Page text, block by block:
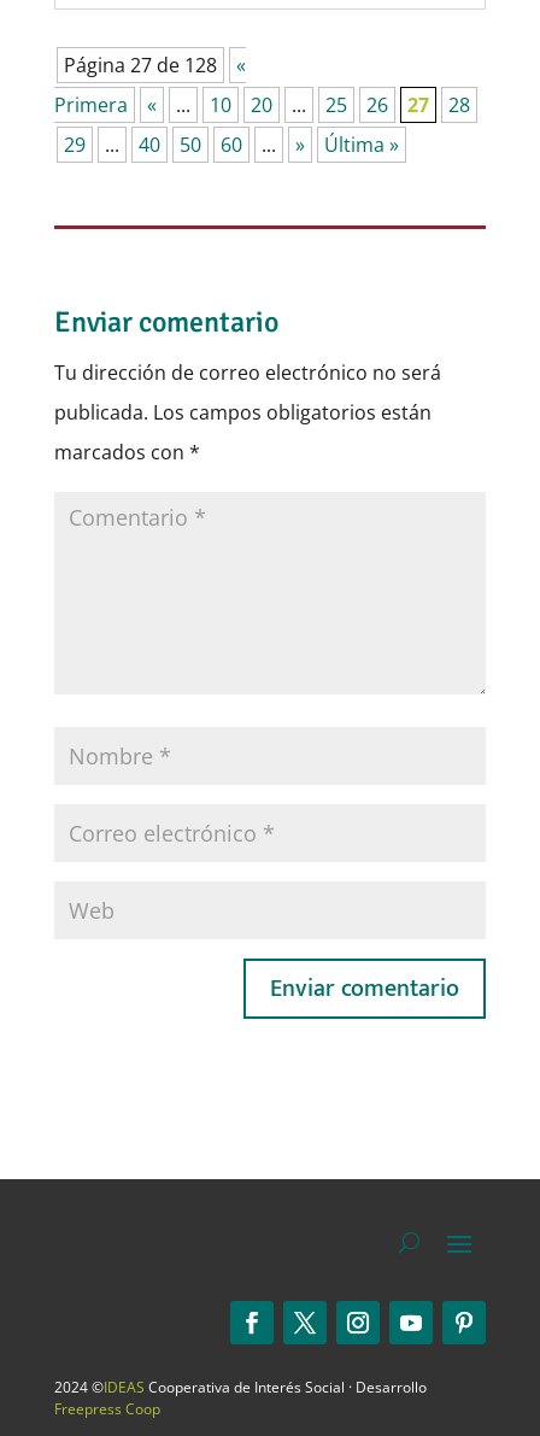
Página 27 de 128
«
Primera
« ... 10 20 ... 25 26 27
28
29
... 40 50 60 ... » Última »
Enviar comentario
Tu dirección de correo electrónico no será
publicada. Los campos obligatorios están
marcados con *
2024 ©IDEAS Cooperativa de Interés Social · Desarrollo
Freepress Coop